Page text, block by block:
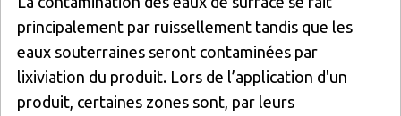
principalement par ruissellement tandis que les
eaux souterraines seront contaminées par
lixiviation du produit. Lors de l’application d'un
produit, certaines zones sont, par leurs